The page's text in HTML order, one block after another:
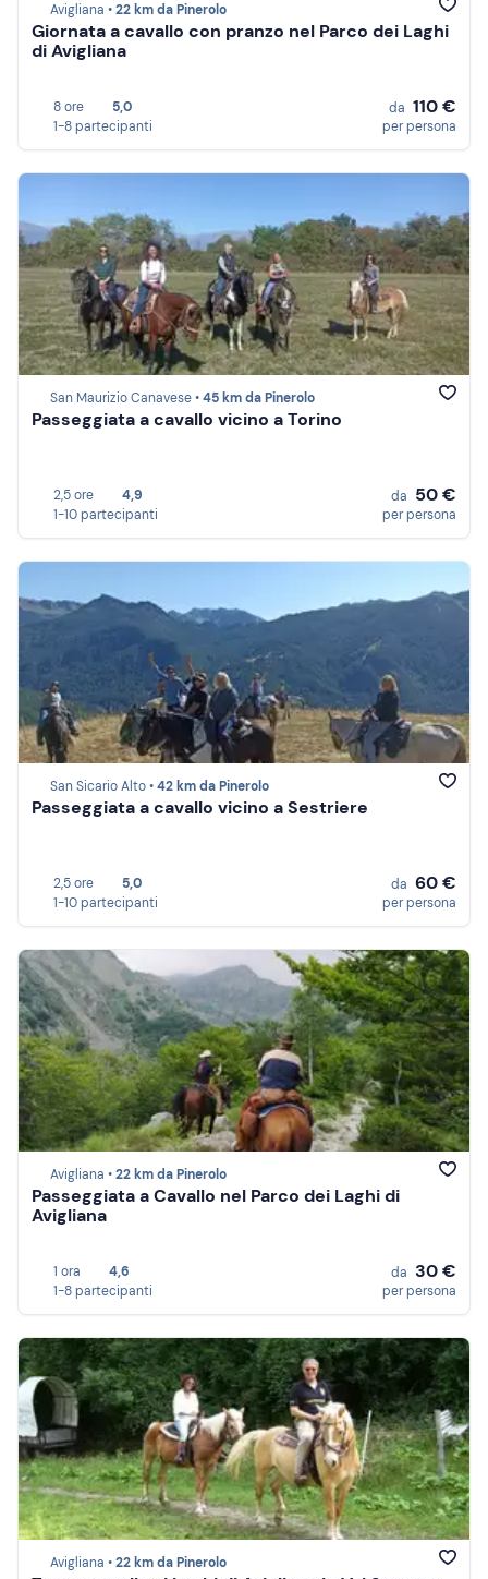
Avigliana •22 km da Pinerolo
Giornata a cavallo con pranzo nel Parco dei Laghi
di Avigliana
8 ore
5,0
1-8 partecipanti
da 110 €
per persona
San Maurizio Canavese •45 km da Pinerolo
Passeggiata a cavallo vicino a Torino
2,5 ore
4,9
1-10 partecipanti
da 50 €
per persona
San Sicario Alto •42 km da Pinerolo
Passeggiata a cavallo vicino a Sestriere
2,5 ore
5,0
1-10 partecipanti
da 60 €
per persona
Avigliana •22 km da Pinerolo
Passeggiata a Cavallo nel Parco dei Laghi di
Avigliana
1 ora
4,6
1-8 partecipanti
da 30 €
per persona
Avigliana •22 km da Pinerolo